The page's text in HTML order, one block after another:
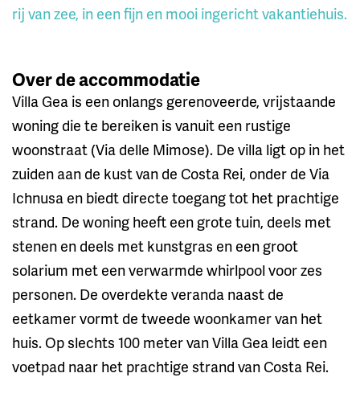
rij van zee, in een fijn en mooi ingericht vakantiehuis.
Over de accommodatie
Villa Gea is een onlangs gerenoveerde, vrijstaande
woning die te bereiken is vanuit een rustige
woonstraat (Via delle Mimose). De villa ligt op in het
zuiden aan de kust van de Costa Rei, onder de Via
Ichnusa en biedt directe toegang tot het prachtige
strand. De woning heeft een grote tuin, deels met
stenen en deels met kunstgras en een groot
solarium met een verwarmde whirlpool voor zes
personen. De overdekte veranda naast de
eetkamer vormt de tweede woonkamer van het
huis. Op slechts 100 meter van Villa Gea leidt een
voetpad naar het prachtige strand van Costa Rei.